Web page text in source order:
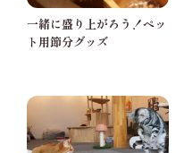
一緒に盛り上がろう！ペッ
ト用節分グッズ